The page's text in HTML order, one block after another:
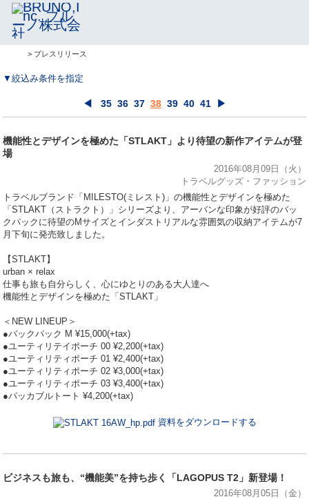
> プレスリリース
▼絞込み条件を指定
◀ 35 36 37 38 39 40 41 ▶
機能性とデザインを極めた「STLAKT」より待望の新作アイテムが登
場
2016年08月09日（火）
トラベルグッズ・ファッション
トラベルブランド「MILESTO(ミレスト)」の機能性とデザインを極めた
「STLAKT（ストラクト）」シリーズより、アーバンな印象が好評のバッ
クパックに待望のMサイズとインダストリアルな雰囲気の収納アイテムが7
月下旬に発売致しました。
【STLAKT】
urban × relax
仕事も旅も自分らしく、心にゆとりのある大人達へ
機能性とデザインを極めた「STLAKT」
＜NEW LINEUP＞
●バックパック M ¥15,000(+tax)
●ユーティリテイポーチ 00 ¥2,200(+tax)
●ユーティリティポーチ 01 ¥2,400(+tax)
●ユーティリティポーチ 02 ¥3,000(+tax)
●ユーティリティポーチ 03 ¥3,400(+tax)
●パッカブルトート ¥4,200(+tax)
資料をダウンロードする
ビジネスも旅も、“機能美”を持ち歩く「LAGOPUS T2」新登場！
2016年08月05日（金）